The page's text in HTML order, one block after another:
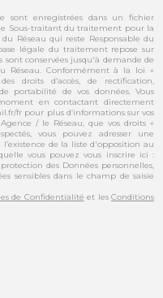
sont enregistrées dans un fichier
Sous-traitant du traitement pour la
Réseau qui reste Responsable du
légale du traitement repose sur
conservées jusqu'à demande de
Réseau. Conformément à la loi «
droits d’accès, de rectification,
portabilité de vos données. Vous
en contactant directement
fr pour plus d’informations sur vos
/ le Réseau, que vos droits «
vous pouvez adresser une
de la liste d'opposition au
vous pouvez vous inscrire ici :
des Données personnelles,
sensibles dans le champ de saisie
de Confidentialité et lesConditions